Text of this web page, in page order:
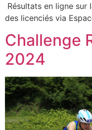
Résultats en ligne
des licenciés via
Challenge
2024